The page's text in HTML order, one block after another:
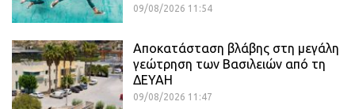
09/08/2026 11:54
Αποκατάσταση βλάβης στη μεγάλη
γεώτρηση των Βασιλειών από τη
ΔΕΥΑΗ
09/08/2026 11:47